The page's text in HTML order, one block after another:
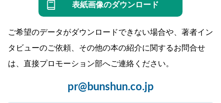
表紙画像のダウンロード
ご希望のデータがダウンロードできない場合や、著者イン
タビューのご依頼、その他の本の紹介に関するお問合せ
は、直接プロモーション部へご連絡ください。
pr@bunshun.co.jp